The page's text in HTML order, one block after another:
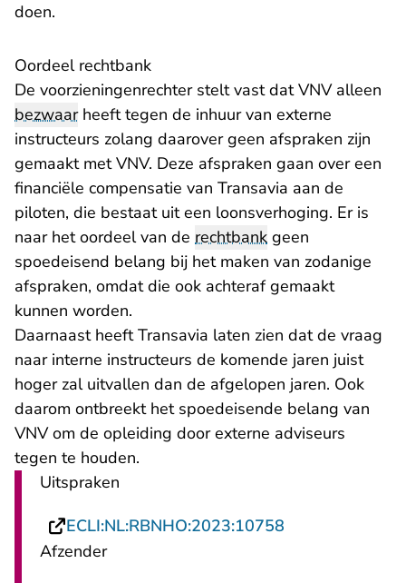
doen.
Oordeel rechtbank
De voorzieningenrechter stelt vast dat VNV alleen
bezwaarheeft tegen de inhuur van externe
instructeurs zolang daarover geen afspraken zijn
gemaakt met VNV. Deze afspraken gaan over een
financiële compensatie van Transavia aan de
piloten, die bestaat uit een loonsverhoging. Er is
naar het oordeel van de rechtbank geen
spoedeisend belang bij het maken van zodanige
afspraken, omdat die ook achteraf gemaakt
kunnen worden.
Daarnaast heeft Transavia laten zien dat de vraag
naar interne instructeurs de komende jaren juist
hoger zal uitvallen dan de afgelopen jaren. Ook
daarom ontbreekt het spoedeisende belang van
VNV om de opleiding door externe adviseurs
tegen te houden.
Uitspraken
ECLI:NL:RBNHO:2023:10758
Afzender